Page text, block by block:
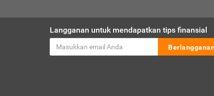
Langganan untuk mendapatkan tips finansial